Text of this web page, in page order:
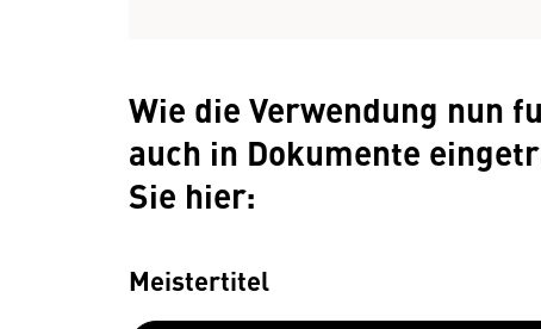
Wie die Verwendung nun
auch in Dokumente
Sie hier:
Meistertitel